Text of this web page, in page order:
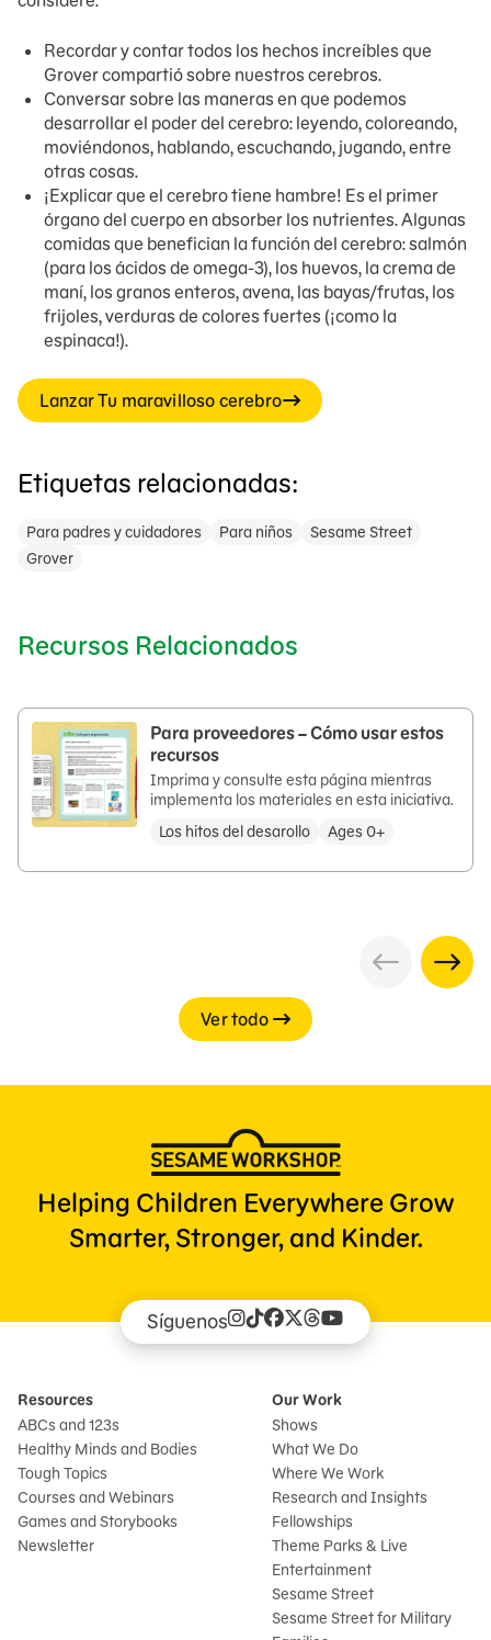
Recordar y contar todos los hechos increíbles que
Grover compartió sobre nuestros cerebros.
Conversar sobre las maneras en que podemos
desarrollar el poder del cerebro: leyendo, coloreando,
moviéndonos, hablando, escuchando, jugando, entre
otras cosas.
¡Explicar que el cerebro tiene hambre! Es el primer
órgano del cuerpo en absorber los nutrientes. Algunas
comidas que benefician la función del cerebro: salmón
(para los ácidos de omega-3), los huevos, la crema de
maní, los granos enteros, avena, las bayas/frutas, los
frijoles, verduras de colores fuertes (¡como la
espinaca!).
Lanzar Tu maravilloso cerebro
Etiquetas relacionadas:
Para padres y cuidadores Para niños
Sesame Street
Grover
Recursos Relacionados
Para proveedores – Cómo usar estos
recursos
Imprima y consulte esta página mientras
implementa los materiales en esta iniciativa.
Los hitos del desarollo
Ages 0+
Ver todo
Helping Children Everywhere Grow
Smarter, Stronger, and Kinder.
Síguenos
Resources
ABCs and 123s
Healthy Minds and Bodies
Tough Topics
Courses and Webinars
Games and Storybooks
Newsletter
Our Work
Shows
What We Do
Where We Work
Research and Insights
Fellowships
Theme Parks & Live
Entertainment
Sesame Street
Sesame Street for Military